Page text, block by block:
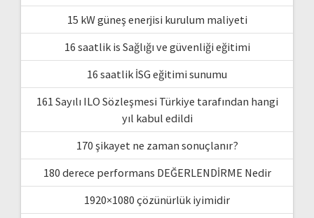
15 kW güneş enerjisi kurulum maliyeti
16 saatlik is Sağlığı ve güvenliği eğitimi
16 saatlik İSG eğitimi sunumu
161 Sayılı ILO Sözleşmesi Türkiye tarafından hangi
yıl kabul edildi
170 şikayet ne zaman sonuçlanır?
180 derece performans DEĞERLENDİRME Nedir
1920×1080 çözünürlük iyimidir